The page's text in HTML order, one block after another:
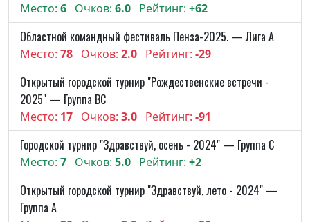
Место: 6 Очков: 6.0 Рейтинг: +62
Областной командный фестиваль Пенза-2025. — Лига A
Место: 78 Очков: 2.0 Рейтинг: -29
Открытый городской турнир "Рождественские встречи -
2025" — Группа BC
Место: 17 Очков: 3.0 Рейтинг: -91
Городской турнир "Здравствуй, осень - 2024" — Группа C
Место: 7 Очков: 5.0 Рейтинг: +2
Открытый городской турнир "Здравствуй, лето - 2024" —
Группа A